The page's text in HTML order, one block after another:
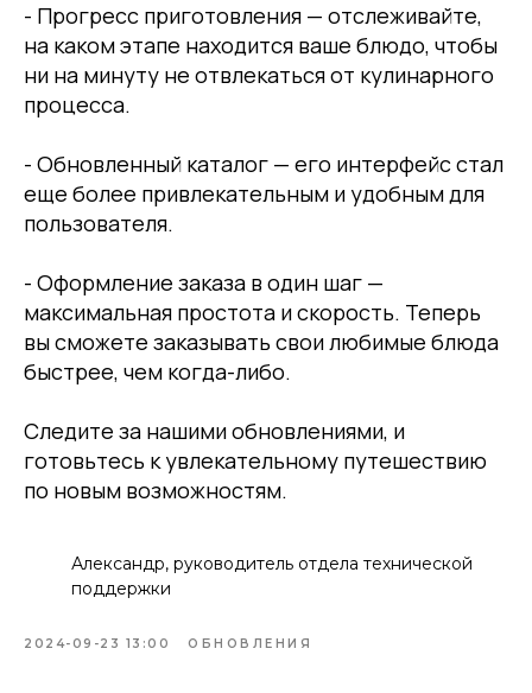
- Прогресс приготовления — отслеживайте,
на каком этапе находится ваше блюдо, чтобы
ни на минуту не отвлекаться от кулинарного
процесса.
- Обновленный каталог — его интерфейс стал
еще более привлекательным и удобным для
пользователя.
- Оформление заказа в один шаг —
максимальная простота и скорость. Теперь
вы сможете заказывать свои любимые блюда
быстрее, чем когда-либо.
Следите за нашими обновлениями, и
готовьтесь к увлекательному путешествию
по новым возможностям.
Александр, руководитель отдела технической
поддержки
2024-09-23 13:00 ОБНОВЛЕНИЯ